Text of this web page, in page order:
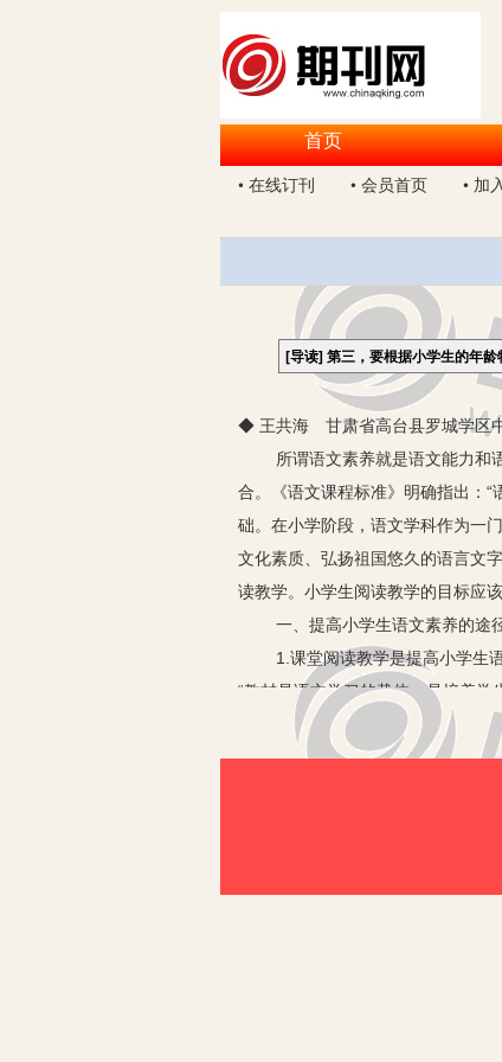
首页
• 在线订刊
• 会员首页 • 加
[导读]第三，要根据小学生的年龄
◆ 王共海 甘肃省高台县罗城学区
所谓语文素养就是语文能力和
合。《语文课程标准》明确指出：
础。在小学阶段，语文学科作为一
文化素质、弘扬祖国悠久的语言文
读教学。小学生阅读教学的目标应
一、提高小学生语文素养的途
1.课堂阅读教学是提高小学生
“教材是语文学习的载体，是培养
语文教材中的课例有许多是大师级
代意识的作品，这些作品则能让学
知识的积累；凭借它可以去训练学
2.辅导学生进行课外阅读是提